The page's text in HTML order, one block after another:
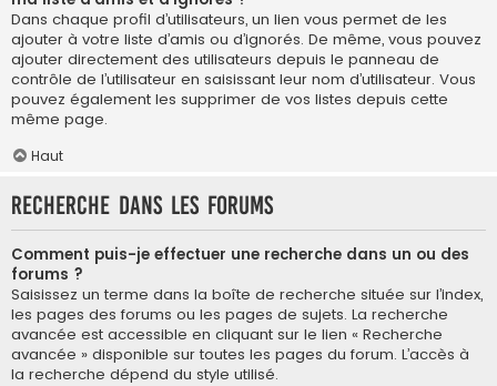
Dans chaque profil d’utilisateurs, un lien vous permet de les
ajouter à votre liste d’amis ou d’ignorés. De même, vous pouvez
ajouter directement des utilisateurs depuis le panneau de
contrôle de l’utilisateur en saisissant leur nom d’utilisateur. Vous
pouvez également les supprimer de vos listes depuis cette
même page.
Haut
Recherche dans les forums
Comment puis-je effectuer une recherche dans un ou des
forums ?
Saisissez un terme dans la boîte de recherche située sur l’index,
les pages des forums ou les pages de sujets. La recherche
avancée est accessible en cliquant sur le lien « Recherche
avancée » disponible sur toutes les pages du forum. L’accès à
la recherche dépend du style utilisé.